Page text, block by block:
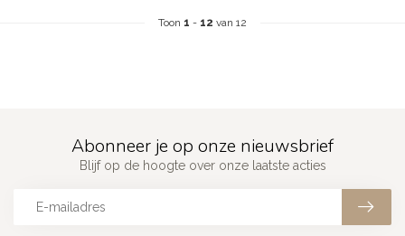
Toon 1 - 12 van 12
Abonneer je op onze nieuwsbrief
Blijf op de hoogte over onze laatste acties